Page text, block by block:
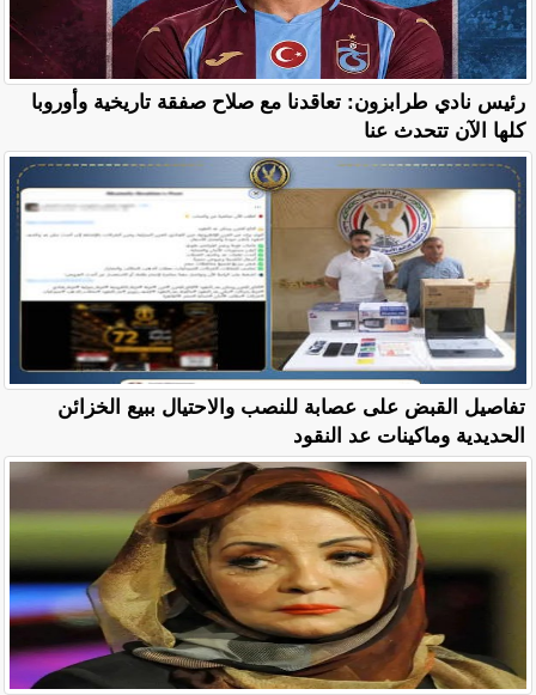
رئيس نادي طرابزون: تعاقدنا مع صلاح صفقة تاريخية وأوروبا
كلها الآن تتحدث عنا
تفاصيل القبض على عصابة للنصب والاحتيال ببيع الخزائن
الحديدية وماكينات عد النقود